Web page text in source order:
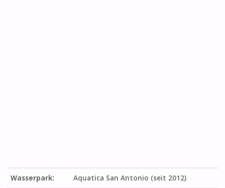
Wasserpark: Aquatica San Antonio (seit 2012)